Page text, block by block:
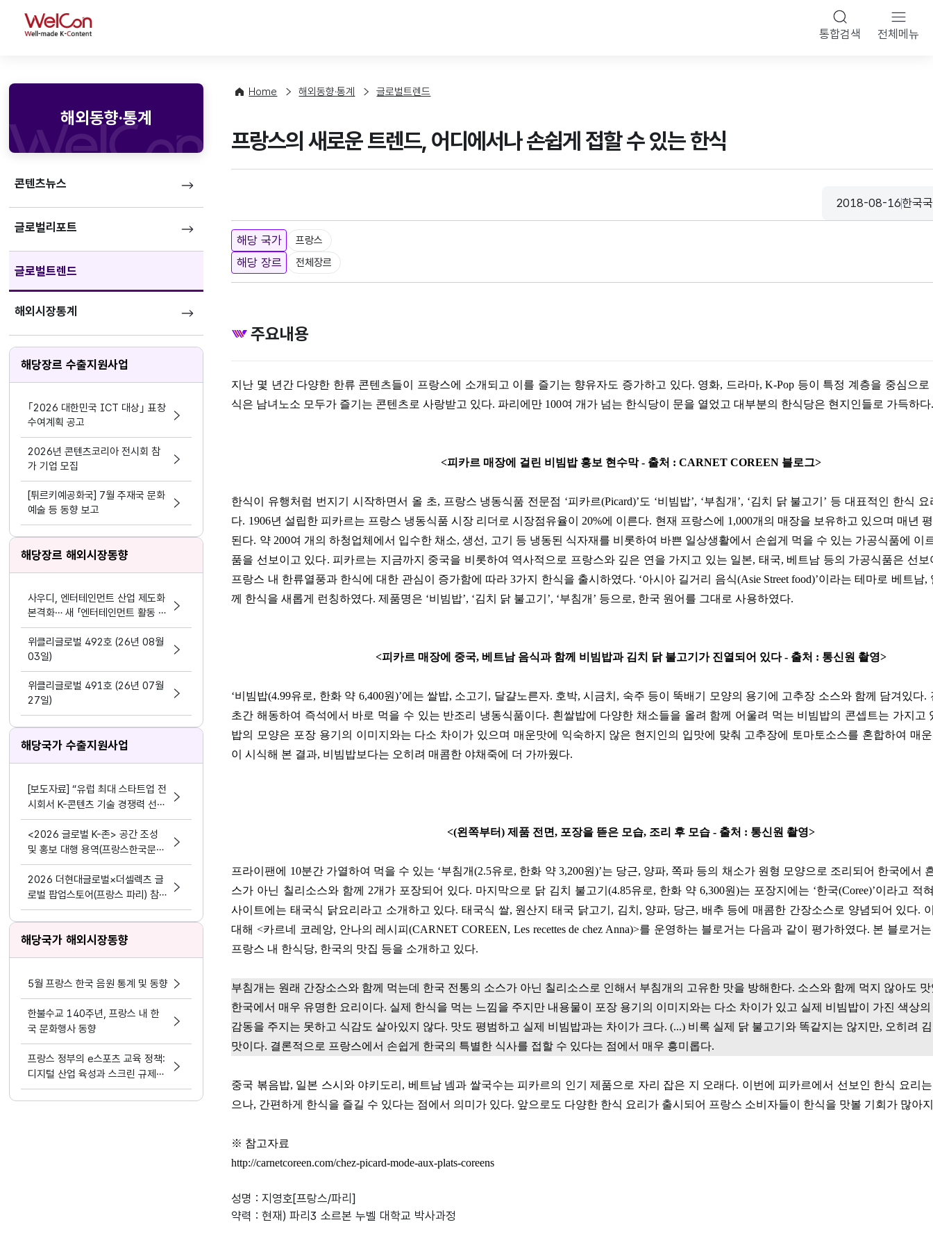
WelCon 통합검색 전체메뉴
해외동향·통계
콘텐츠뉴스
글로벌리포트
글로벌트렌드
해외시장통계
해당장르 수출지원사업
｢2026 대한민국 ICT 대상｣ 표창
수여계획 공고
2026년 콘텐츠코리아 전시회 참
가 기업 모집
[튀르키예공화국] 7월 주재국 문화
예술 등 동향 보고
해당장르 해외시장동향
사우디, 엔터테인먼트 산업 제도화
본격화… 새 「엔터테인먼트 활동 및
지원 활동법」 제정
위클리글로벌 492호 (26년 08월
03일)
위클리글로벌 491호 (26년 07월
27일)
해당국가 수출지원사업
[보도자료] “유럽 최대 스타트업 전
시회서 K-콘텐츠 기술 경쟁력 선보
여” 콘진원, 프랑스 ‘비바테크 202
6’ 한국공동관 운영
<2026 글로벌 K-존> 공간 조성
및 홍보 대행 용역(프랑스한국문화
원)
2026 더현대글로벌×더셀렉츠 글
로벌 팝업스토어(프랑스 파리) 참가
사 모집
해당국가 해외시장동향
5월 프랑스 한국 음원 통계 및 동향
한불수교 140주년, 프랑스 내 한
국 문화행사 동향
프랑스 정부의 e스포츠 교육 정책:
디지털 산업 육성과 스크린 규제의
딜레마
Home 해외동향·통계 글로벌트렌드
프랑스의 새로운 트렌드, 어디에서나 손쉽게 접할 수 있는 한식
등록일
2018-08-16
수집
한국
해당 국가 프랑스
해당 장르 전체장르
주요내용
지난 몇 년간 다양한 한류 콘텐츠들이 프랑스에 소개되고 이를 즐기는 향유자도 증가하고 있다. 영화, 드라마, K-Pop 등이 특정 계층을 중심으
식은 남녀노소 모두가 즐기는 콘텐츠로 사랑받고 있다. 파리에만 100여 개가 넘는 한식당이 문을 열었고 대부분의 한식당은 현지인들로 가득하다
<피카르 매장에 걸린 비빔밥 홍보 현수막- 출처 : CARNET COREEN 블로그>
한식이 유행처럼 번지기 시작하면서 올 초, 프랑스 냉동식품 전문점 ‘피카르(Picard)’도 ‘비빔밥’, ‘부침개 ’, ‘김치 닭 불고기 ’ 등 대표적인 한식
다. 1906년 설립한 피카르는 프랑스 냉동식품 시장 리더로 시장점유율이 20%에 이른다. 현재 프랑스에 1,000개의 매장을 보유하고 있으며 매년
된다. 약 200여 개의 하청업체에서 입수한 채소,생선 , 고기 등 냉동된 식자재를 비롯하여 바쁜 일상생활에서 손쉽게 먹을 수 있는 가공식품에 이
품을 선보이고 있다. 피카르는 지금까지 중국을 비롯하여 역사적으로 프랑스와 깊은 연을 가지고 있는 일본, 태국, 베트남 등의 가공식품은 선보
프랑스 내 한류열풍과 한식에 대한 관심이 증가함에 따라3가지 한식을 출시하였다. ‘아시아 길거리 음식(Asie Street food)’이라는 테마로 베트남,
께 한식을 새롭게 런칭하였다.제품명은 ‘비빔밥’, ‘김치 닭 불고기 ’, ‘부침개 ’ 등으로, 한국 원어를 그대로 사용하였다.
<피카르 매장에 중국, 베트남 음식과 함께 비빔밥과 김치 닭 불고기가 진열되어 있다- 출처 : 통신원 촬영>
‘비빔밥(4.99유로, 한화 약 6,400원)’에는 쌀밥, 소고기 , 달걀노른자. 호박,시금치 , 숙주 등이 뚝배기 모양의 용기에 고추장 소스와 함께 담겨있다.
초간 해동하여 즉석에서 바로 먹을 수 있는 반조리 냉동식품이다. 흰쌀밥에 다양한 채소들을 올려 함께 어울려 먹는 비빔밥의 콘셉트는 가지고
밥의 모양은 포장 용기의 이미지와는 다소 차이가 있으며 매운맛에 익숙하지 않은 현지인의 입맛에 맞춰 고추장에 토마토소스를 혼합하여 매
이 시식해 본 결과, 비빔밥보다는 오히려 매콤한 야채죽에 더 가까웠다.
<(왼쪽부터) 제품 전면, 포장을 뜯은 모습, 조리 후 모습 - 출처 : 통신원 촬영>
프라이팬에 10분간 가열하여 먹을 수 있는 ‘부침개(2.5유로, 한화 약 3,200원)’는 당근, 양파, 쪽파 등의 채소가 원형 모양으로 조리되어 한국에서
스가 아닌 칠리소스와 함께 2개가 포장되어 있다. 마지막으로 닭 김치 불고기(4.85유로, 한화 약6,300원)는 포장지에는 ‘한국(Coree)’이라고 적
사이트에는 태국식 닭요리라고 소개하고 있다.태국식 쌀, 원산지 태국 닭고기 , 김치 , 양파, 당근, 배추 등에 매콤한 간장소스로 양념되어 있다.
대해<카르네 코레앙, 안나의 레시피(CARNET COREEN, Les recettes de chez Anna)>를 운영하는 블로거는 다음과 같이 평가하였다. 본 블로거
프랑스 내 한식당, 한국의 맛집 등을 소개하고 있다.
부침개는 원래 간장소스와 함께 먹는데 한국 전통의 소스가 아닌 칠리소스로 인해서 부침개의 고유한 맛을 방해한다. 소스와 함께 먹지 않아도
한국에서 매우 유명한 요리이다. 실제 한식을 먹는 느낌을 주지만 내용물이 포장 용기의 이미지와는 다소 차이가 있고 실제 비빔밥이 가진 색상
감동을 주지는 못하고 식감도 살아있지 않다. 맛도 평범하고 실제 비빔밥과는 차이가 크다. (...) 비록 실제 닭 불고기와 똑같지는 않지만, 오히려
맛이다. 결론적으로 프랑스에서 손쉽게 한국의 특별한 식사를 접할 수 있다는 점에서 매우 흥미롭다.
중국 볶음밥, 일본 스시와 야키도리 , 베트남 넴과 쌀국수는 피카르의 인기 제품으로 자리 잡은 지 오래다. 이번에 피카르에서 선보인 한식 요리
으나, 간편하게 한식을 즐길 수 있다는 점에서 의미가 있다. 앞으로도 다양한 한식 요리가 출시되어 프랑스 소비자들이 한식을 맛볼 기회가 많아
※ 참고자료
http://carnetcoreen.com/chez-picard-mode-aux-plats-coreens
성명 : 지영호[프랑스/파리]
약력 : 현재) 파리3 소르본 누벨 대학교 박사과정